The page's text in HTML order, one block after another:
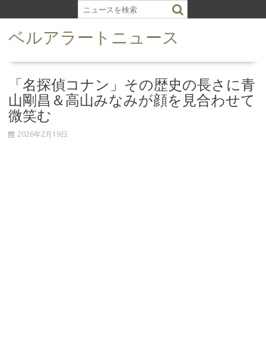
k
ベルアラートニュース
「名探偵コナン」その歴史の長さに青
山剛昌＆高山みなみが顔を見合わせて
微笑む
2026年2月19日